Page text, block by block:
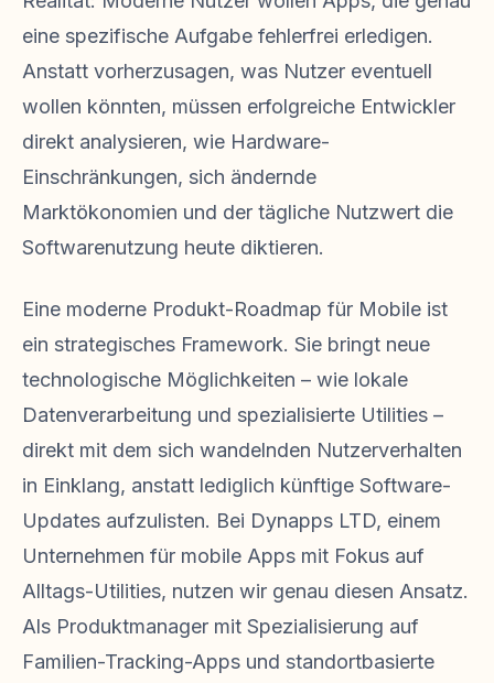
eine spezifische Aufgabe fehlerfrei erledigen.
Anstatt vorherzusagen, was Nutzer eventuell
wollen könnten, müssen erfolgreiche Entwickler
direkt analysieren, wie Hardware-
Einschränkungen, sich ändernde
Marktökonomien und der tägliche Nutzwert die
Softwarenutzung heute diktieren.
Eine moderne Produkt-Roadmap für Mobile ist
ein strategisches Framework. Sie bringt neue
technologische Möglichkeiten – wie lokale
Datenverarbeitung und spezialisierte Utilities –
direkt mit dem sich wandelnden Nutzerverhalten
in Einklang, anstatt lediglich künftige Software-
Updates aufzulisten. Bei Dynapps LTD, einem
Unternehmen für mobile Apps mit Fokus auf
Alltags-Utilities, nutzen wir genau diesen Ansatz.
Als Produktmanager mit Spezialisierung auf
Familien-Tracking-Apps und standortbasierte